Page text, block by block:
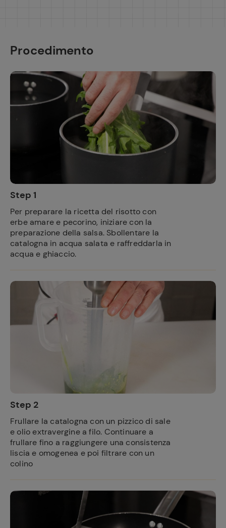
Procedimento
Step 1
Per preparare la ricetta del risotto con
erbe amare e pecorino, iniziare con la
preparazione della salsa. Sbollentare la
catalogna in acqua salata e raffreddarla in
acqua e ghiaccio.
Step 2
Frullare la catalogna con un pizzico di sale
e olio extravergine a filo. Continuare a
frullare fino a raggiungere una consistenza
liscia e omogenea e poi filtrare con un
colino